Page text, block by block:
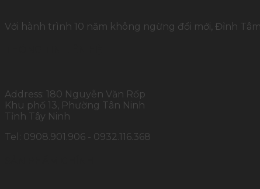
Với hành trình 10 năm không ngừng đổi mới, Đỉnh
Address: 180 Nguyễn Văn Rốp
Khu phố 13, Phường Tân Ninh
Tỉnh Tây Ninh
Tel: 0908.901.906 - 0932.116.368